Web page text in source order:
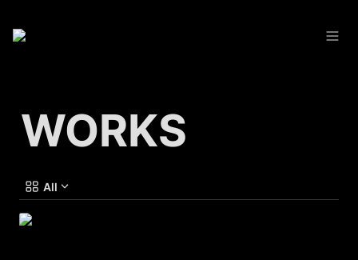
WORKS
All
maxilla | 2025